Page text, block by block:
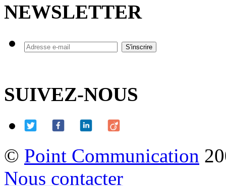
NEWSLETTER
SUIVEZ-NOUS
© Point Communication
Nous contacter